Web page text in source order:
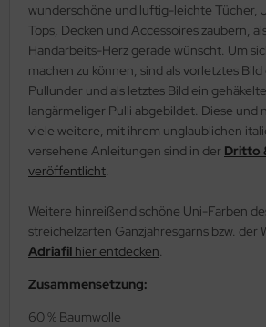
wunderschöne und luftig-leichte Tücher,
Tops, Decken und Accessoires zaubern,
Handarbeits-Herz gerade wünscht. Um
machen zu können, sind als vorletztes
Pullunder und als letztes Bild ein
langärmeliger Pulli abgebildet. Diese und
viele weitere, mit ihrem unglaublichen
versehene Anleitungen sind in der Dritto
veröffentlicht.
Weitere hinreißend schöne Uni-Farben
streichelzarten Ganzjahresgarns bzw. der
Adriafil hier entdecken.
Zusammensetzung:
60 % Baumwolle